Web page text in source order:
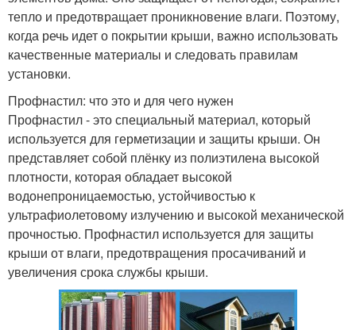
тепло и предотвращает проникновение влаги. Поэтому,
когда речь идет о покрытии крыши, важно использовать
качественные материалы и следовать правилам
установки.
Профнастил: что это и для чего нужен
Профнастил - это специальный материал, который
используется для герметизации и защиты крыши. Он
представляет собой плёнку из полиэтилена высокой
плотности, которая обладает высокой
водонепроницаемостью, устойчивостью к
ультрафиолетовому излучению и высокой механической
прочностью. Профнастил используется для защиты
крыши от влаги, предотвращения просачиваний и
увеличения срока службы крыши.